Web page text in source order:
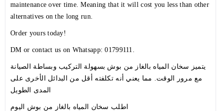
maintenance over time. Meaning that it will cost you less than other
alternatives on the long run.
Order yours today!
DM or contact us on Whatsapp: 01799111.
يتميز سخان المياه بالغاز من بوش بسهولة التركيب وبساطة الصيانة
مع مرور الوقت. مما يعني أنه تكلفته أقل من البدائل الأخرى على
المدى الطويل
اطلب سخان المياه بالغاز من بوش اليوم